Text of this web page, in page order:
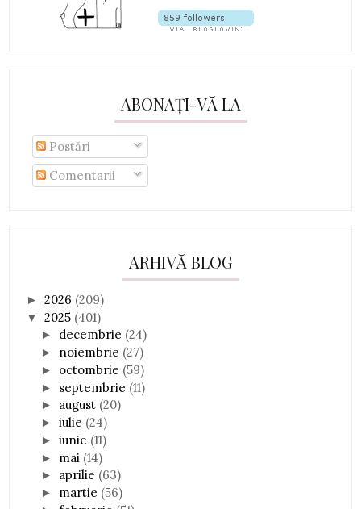
ABONAȚI-VĂ LA
Postări
Comentarii
ARHIVĂ BLOG
►2026 (209)
▼2025 (401)
► decembrie (24)
► noiembrie (27)
► octombrie (59)
► septembrie (11)
► august (20)
►iulie (24)
►iunie (11)
► mai (14)
► aprilie (63)
► martie (56)